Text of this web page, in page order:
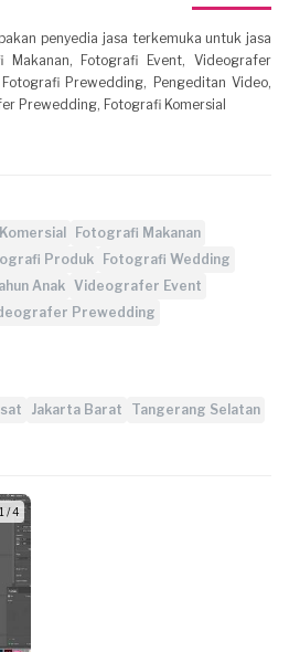
penyedia jasa terkemuka untuk jasa
Makanan, Fotografi Event, Videografer
Prewedding, Pengeditan Video,
Prewedding, Fotografi Komersial
Fotografi Makanan
Produk
Fotografi Wedding
Anak Videografer Event
Prewedding
Jakarta Barat Tangerang Selatan
1 / 4